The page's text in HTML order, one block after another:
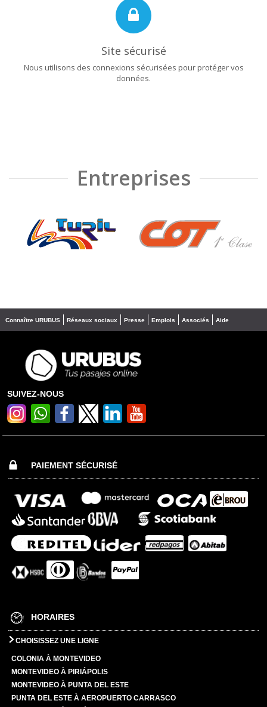
Site sécurisé
Nous utilisons des connexions sécurisées pour protéger vos
données.
Entreprises
❮ ❯
Connaître URUBUS Réseaux sociaux Presse Emplois Associés Aide
SUIVEZ-NOUS
PAIEMENT SÉCURISÉ
HORAIRES
CHOISISSEZ UNE LIGNE
COLONIA À MONTEVIDEO
MONTEVIDEO À PIRIÁPOLIS
MONTEVIDEO À PUNTA DEL ESTE
PUNTA DEL ESTE À AEROPUERTO CARRASCO